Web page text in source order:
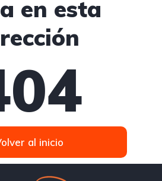
en esta
al inicio